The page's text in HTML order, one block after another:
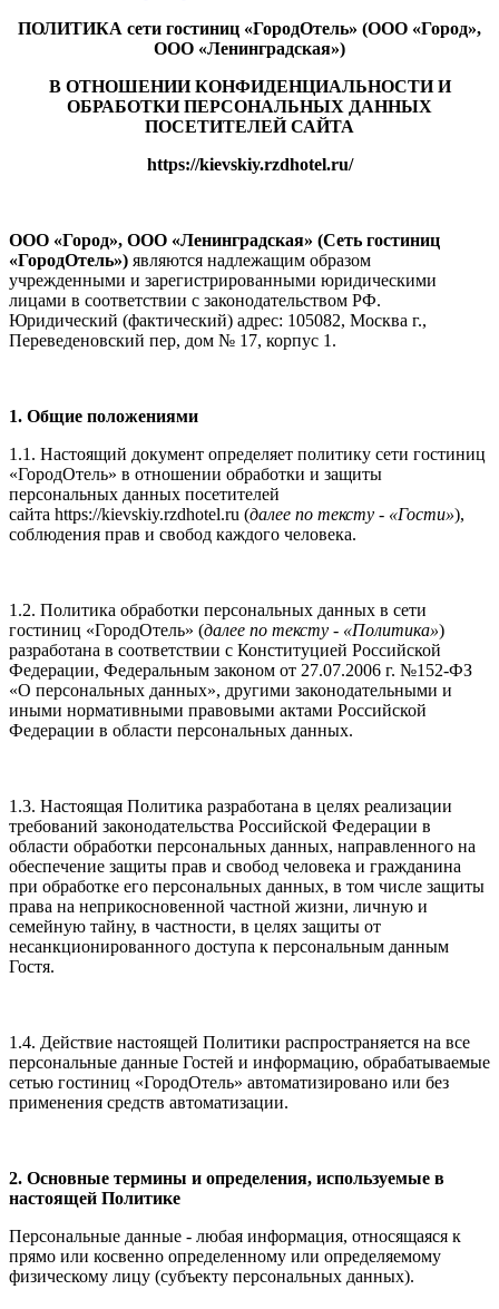
ПОЛИТИКА сети гостиниц «ГородОтель» (ООО «Город»,
ООО «Ленинградская»)
В ОТНОШЕНИИ КОНФИДЕНЦИАЛЬНОСТИ И
ОБРАБОТКИ ПЕРСОНАЛЬНЫХ ДАННЫХ
ПОСЕТИТЕЛЕЙ САЙТА
https://kievskiy.rzdhotel.ru/
ООО «Город», ООО «Ленинградская» (Сеть гостиниц
«ГородОтель») являются надлежащим образом
учрежденными и зарегистрированными юридическими
лицами в соответствии с законодательством РФ.
Юридический (фактический) адрес: 105082, Москва г.,
Переведеновский пер, дом № 17, корпус 1.
1. Общие положениями
1.1. Настоящий документ определяет политику сети гостиниц
«ГородОтель» в отношении обработки и защиты
персональных данных посетителей
сайта https://kievskiy.rzdhotel.ru (далее по тексту - «Гости»),
соблюдения прав и свобод каждого человека.
1.2. Политика обработки персональных данных в сети
гостиниц «ГородОтель» (далее по тексту - «Политика»)
разработана в соответствии с Конституцией Российской
Федерации, Федеральным законом от 27.07.2006 г. №152-ФЗ
«О персональных данных», другими законодательными и
иными нормативными правовыми актами Российской
Федерации в области персональных данных.
1.3. Настоящая Политика разработана в целях реализации
требований законодательства Российской Федерации в
области обработки персональных данных, направленного на
обеспечение защиты прав и свобод человека и гражданина
при обработке его персональных данных, в том числе защиты
права на неприкосновенной частной жизни, личную и
семейную тайну, в частности, в целях защиты от
несанкционированного доступа к персональным данным
Гостя.
1.4. Действие настоящей Политики распространяется на все
персональные данные Гостей и информацию, обрабатываемые
сетью гостиниц «ГородОтель» автоматизировано или без
применения средств автоматизации.
2. Основные термины и определения, используемые в
настоящей Политике
Персональные данные - любая информация, относящаяся к
прямо или косвенно определенному или определяемому
физическому лицу (субъекту персональных данных).